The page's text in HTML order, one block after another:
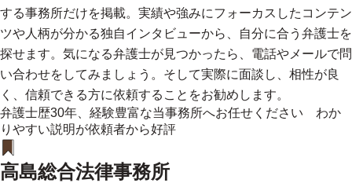
する事務所だけを掲載。実績や強みにフォーカスしたコンテン
ツや人柄が分かる独自インタビューから、自分に合う弁護士を
探せます。気になる弁護士が見つかったら、電話やメールで問
い合わせをしてみましょう。そして実際に面談し、相性が良
く、信頼できる方に依頼することをお勧めします。
弁護士歴30年、経験豊富な当事務所へお任せください わか
りやすい説明が依頼者から好評
高島総合法律事務所